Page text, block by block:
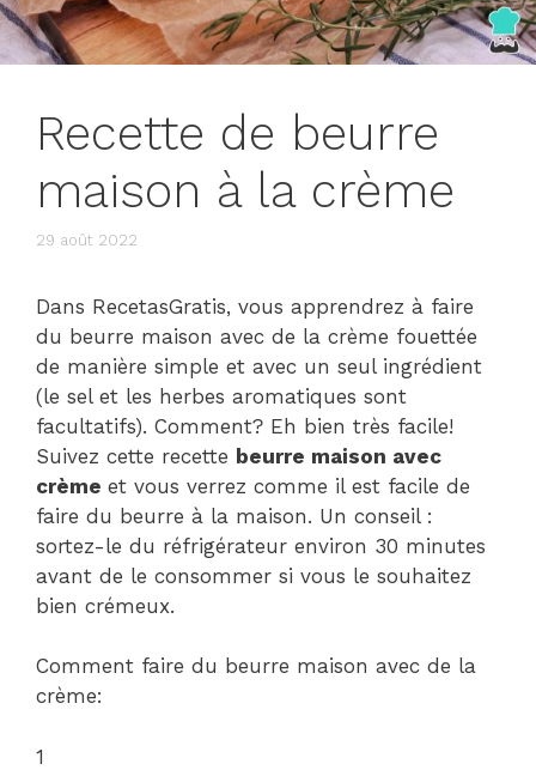
Recette de beurre
maison à la crème
29 août 2022
Dans RecetasGratis, vous apprendrez à faire
du beurre maison avec de la crème fouettée
de manière simple et avec un seul ingrédient
(le sel et les herbes aromatiques sont
facultatifs). Comment? Eh bien très facile!
Suivez cette recette beurre maison avec
crème et vous verrez comme il est facile de
faire du beurre à la maison. Un conseil :
sortez-le du réfrigérateur environ 30 minutes
avant de le consommer si vous le souhaitez
bien crémeux.
Comment faire du beurre maison avec de la
crème:
1